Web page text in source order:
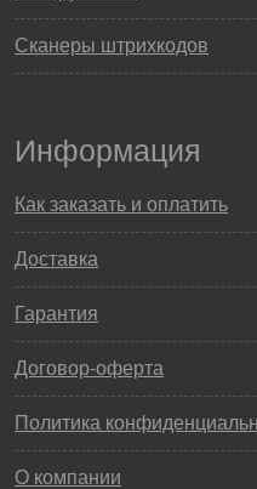
Сканеры штрихкодов
Информация
Как заказать и оплатить
Доставка
Гарантия
Договор-оферта
Политика
О компании